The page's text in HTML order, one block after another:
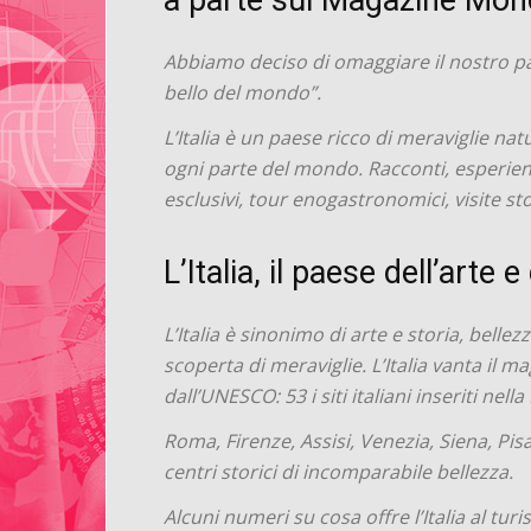
Abbiamo deciso di omaggiare il nostro
bello del mondo”.
L’Italia è un paese ricco di meraviglie
ogni parte del mondo. Racconti,
esclusivi, tour enogastronomici, visite
L’Italia, il paese dell’arte
L’Italia è sinonimo di arte e storia,
scoperta di meraviglie. L’Italia vanta il
dall’UNESCO: 53 i siti italiani inseriti
Roma, Firenze, Assisi, Venezia, Siena,
centri storici di incomparabile bellezza.
Alcuni numeri su cosa offre l’Italia al